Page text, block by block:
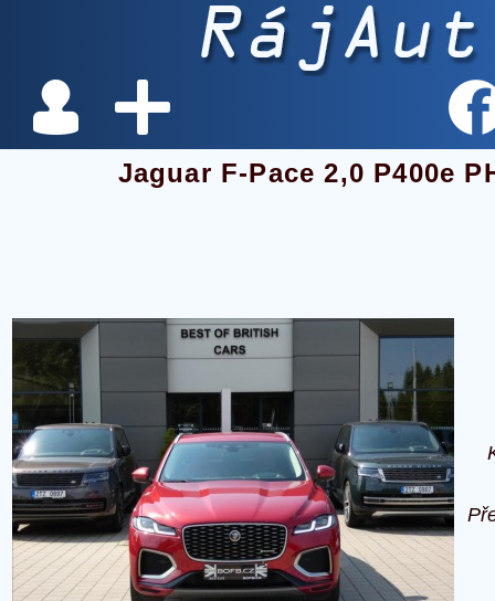
Jaguar F-Pace 2,0 P400e